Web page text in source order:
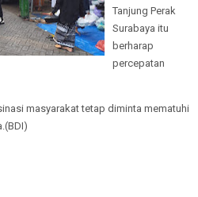
Tanjung Perak
Surabaya itu
berharap
percepatan
masyarakat tetap diminta mematuhi